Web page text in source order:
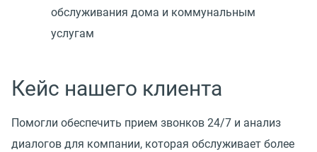
обслуживания дома и коммунальным
услугам
Кейс нашего клиента
Помогли обеспечить прием звонков 24/7 и анализ
диалогов для компании, которая обслуживает более